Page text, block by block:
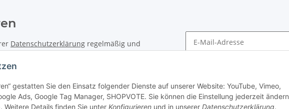
gestatten Sie den Einsatz folgender Dienste auf unserer Website: YouTube, Vimeo,
Ads, Google Tag Manager, SHOPVOTE. Sie können die Einstellung jederzeit ändern
Details finden Sie unter Konfigurieren und in unserer Datenschutzerklärung.
Datenschutzerklärung regelmäßig und
Ihrem Produktsortiment per E-Mail zu.